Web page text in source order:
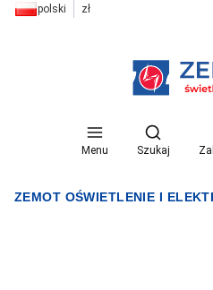
polski zł
Menu
Otwórz
Szukaj
ZEMOT OŚWIETLENIE I